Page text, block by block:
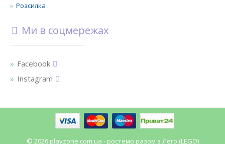
Розсилка
Ми в соцмережах
Facebook
Instagram
© 2026 playzone.com.ua - ростемо разом з Лего (LEGO)